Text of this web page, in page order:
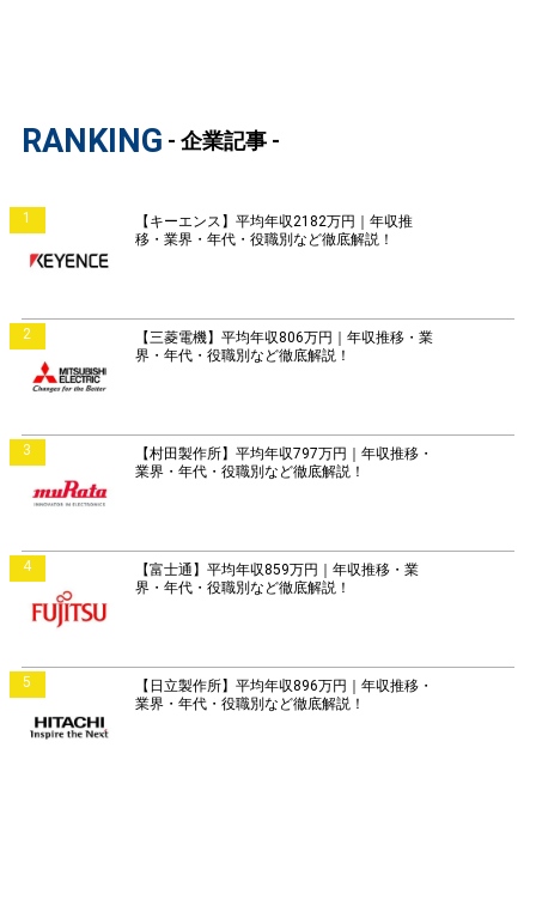
RANKING - 企業記事 -
1
【キーエンス】平均年収2182万円｜年収推
移・業界・年代・役職別など徹底解説！
2
【三菱電機】平均年収806万円｜年収推移・業
界・年代・役職別など徹底解説！
3
【村田製作所】平均年収797万円｜年収推移・
業界・年代・役職別など徹底解説！
4
【富士通】平均年収859万円｜年収推移・業
界・年代・役職別など徹底解説！
5
【日立製作所】平均年収896万円｜年収推移・
業界・年代・役職別など徹底解説！